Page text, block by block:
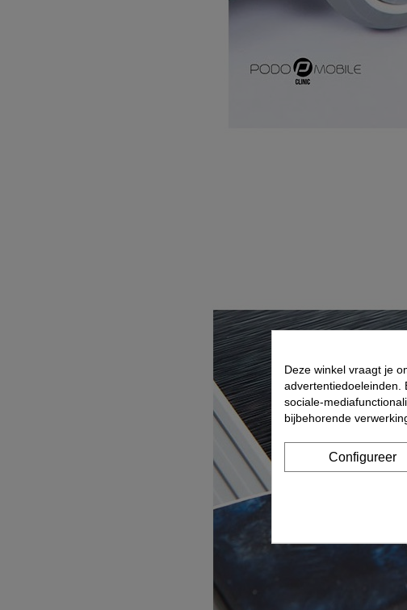
Deze winkel vraagt je
advertentiedoeleinden.
sociale-
bijbehorende
Configureer